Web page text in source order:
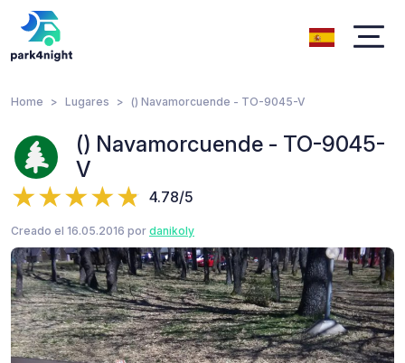
Home Lugares () Navamorcuende - TO-9045-V
() Navamorcuende - TO-9045-
V
4.78/5
Creado el 16.05.2016 por danikoly